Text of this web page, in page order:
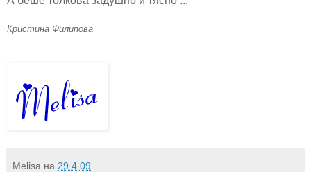
Кристина Филипова
Melisa на 29.4.09